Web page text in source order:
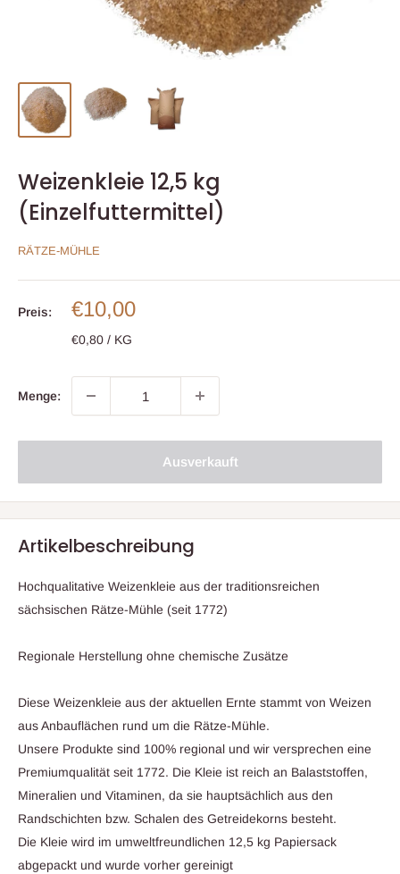
Weizenkleie 12,5 kg
(Einzelfuttermittel)
RÄTZE-MÜHLE
Preis: Sonderpreis
€10,00
€0,80 / KG
Menge:
Ausverkauft
Artikelbeschreibung
Hochqualitative Weizenkleie aus der traditionsreichen
sächsischen Rätze-Mühle (seit 1772)
Regionale Herstellung ohne chemische Zusätze
Diese Weizenkleie aus der aktuellen Ernte stammt von Weizen
aus Anbauflächen rund um die Rätze-Mühle.
Unsere Produkte sind 100% regional und wir versprechen eine
Premiumqualität seit 1772. Die Kleie ist reich an Balaststoffen,
Mineralien und Vitaminen, da sie hauptsächlich aus den
Randschichten bzw. Schalen des Getreidekorns besteht.
Die Kleie wird im umweltfreundlichen 12,5 kg Papiersack
abgepackt und wurde vorher gereinigt